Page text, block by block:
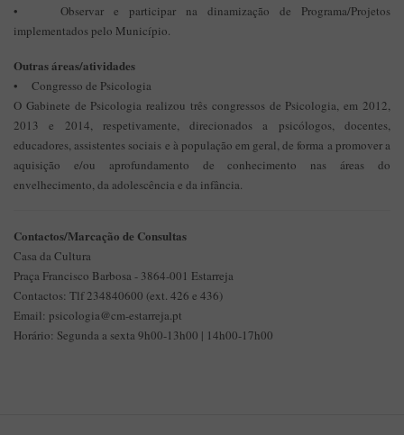
• Observar e participar na dinamização de Programa/Projetos
implementados pelo Município.
Outras áreas/atividades
• Congresso de Psicologia
O Gabinete de Psicologia realizou três congressos de Psicologia, em 2012,
2013 e 2014, respetivamente, direcionados a psicólogos, docentes,
educadores, assistentes sociais e à população em geral, de forma a promover a
aquisição e/ou aprofundamento de conhecimento nas áreas do
envelhecimento, da adolescência e da infância.
Contactos/Marcação de Consultas
Casa da Cultura
Praça Francisco Barbosa - 3864-001 Estarreja
Contactos: Tlf 234840600 (ext. 426 e 436)
Email: psicologia@cm-estarreja.pt
Horário: Segunda a sexta 9h00-13h00 | 14h00-17h00